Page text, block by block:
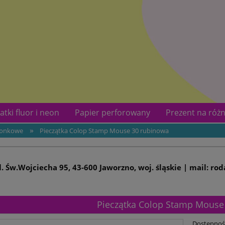
fluor i neon Papier perforowany
Prezent na
Kontakt
» Pieczątka Colop Stamp Mouse 30 rubinowa
Św.Wojciecha 95, 43-600 Jaworzno, woj. śląskie | mail:
Pieczątka Colop Stamp